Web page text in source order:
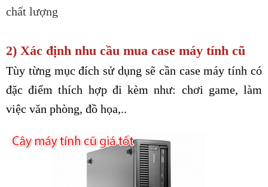
chất lượng
2) Xác định nhu cầu mua case máy tính cũ
Tùy từng mục đích sử dụng sẽ cần case máy tính có
đặc điểm thích hợp đi kèm như: chơi game, làm
việc văn phòng, đồ họa,..